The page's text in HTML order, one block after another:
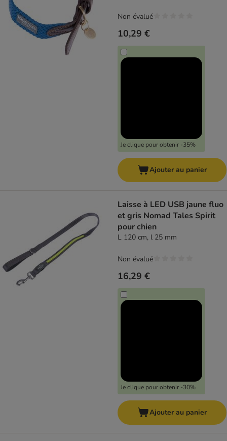
10,29 €
Je clique pour obtenir -35%
Non évalué
Ajouter au panier
Laisse à LED USB jaune fluo
et gris Nomad Tales Spirit
pour chien
L 120 cm, l 25 mm
16,29 €
Je clique pour obtenir -30%
Non évalué
Ajouter au panier